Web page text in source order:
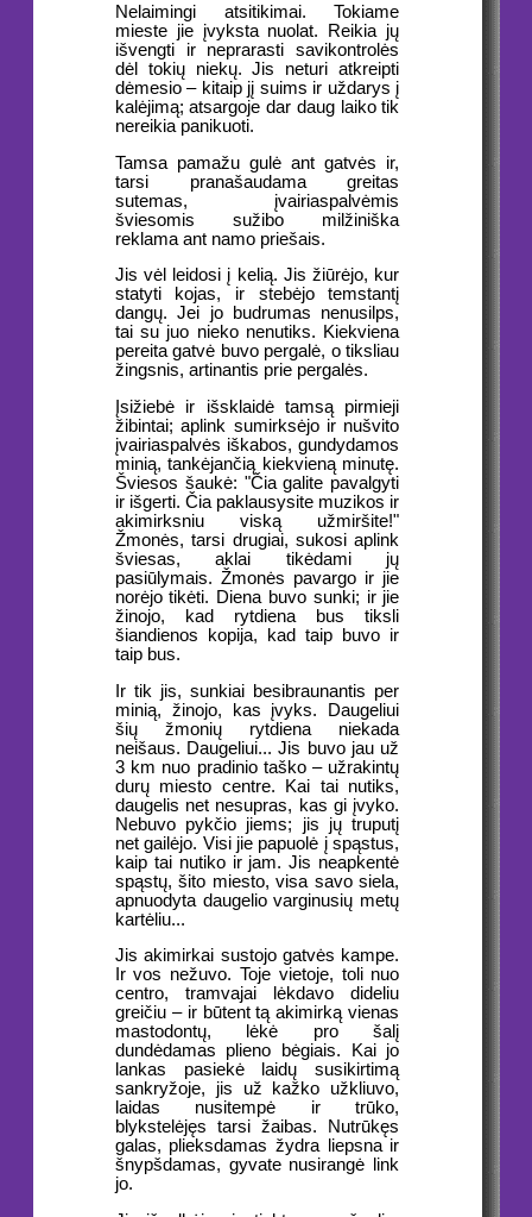
Nelaimingi atsitikimai. Tokiame
mieste jie įvyksta nuolat. Reikia jų
išvengti ir neprarasti savikontrolės
dėl tokių niekų. Jis neturi atkreipti
dėmesio – kitaip jį suims ir uždarys į
kalėjimą; atsargoje dar daug laiko tik
nereikia panikuoti.
Tamsa pamažu gulė ant gatvės ir,
tarsi pranašaudama greitas
sutemas, įvairiaspalvėmis
šviesomis sužibo milžiniška
reklama ant namo priešais.
Jis vėl leidosi į kelią. Jis žiūrėjo, kur
statyti kojas, ir stebėjo temstantį
dangų. Jei jo budrumas nenusilps,
tai su juo nieko nenutiks. Kiekviena
pereita gatvė buvo pergalė, o tiksliau
žingsnis, artinantis prie pergalės.
Įsižiebė ir išsklaidė tamsą pirmieji
žibintai; aplink sumirksėjo ir nušvito
įvairiaspalvės iškabos, gundydamos
minią, tankėjančią kiekvieną minutę.
Šviesos šaukė: "Čia galite pavalgyti
ir išgerti. Čia paklausysite muzikos ir
akimirksniu viską užmiršite!"
Žmonės, tarsi drugiai, sukosi aplink
šviesas, aklai tikėdami jų
pasiūlymais. Žmonės pavargo ir jie
norėjo tikėti. Diena buvo sunki; ir jie
žinojo, kad rytdiena bus tiksli
šiandienos kopija, kad taip buvo ir
taip bus.
Ir tik jis, sunkiai besibraunantis per
minią, žinojo, kas įvyks. Daugeliui
šių žmonių rytdiena niekada
neišaus. Daugeliui... Jis buvo jau už
3 km nuo pradinio taško – užrakintų
durų miesto centre. Kai tai nutiks,
daugelis net nesupras, kas gi įvyko.
Nebuvo pykčio jiems; jis jų truputį
net gailėjo. Visi jie papuolė į spąstus,
kaip tai nutiko ir jam. Jis neapkentė
spąstų, šito miesto, visa savo siela,
apnuodyta daugelio varginusių metų
kartėliu...
Jis akimirkai sustojo gatvės kampe.
Ir vos nežuvo. Toje vietoje, toli nuo
centro, tramvajai lėkdavo dideliu
greičiu – ir būtent tą akimirką vienas
mastodontų, lėkė pro šalį
dundėdamas plieno bėgiais. Kai jo
lankas pasiekė laidų susikirtimą
sankryžoje, jis už kažko užkliuvo,
laidas nusitempė ir trūko,
blykstelėjęs tarsi žaibas. Nutrūkęs
galas, plieksdamas žydra liepsna ir
šnypšdamas, gyvate nusirangė link
jo.